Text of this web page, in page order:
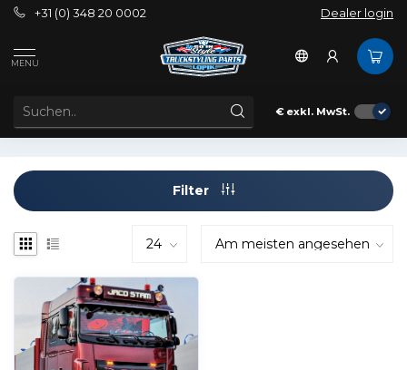
+31 (0) 348 20 0002 Dealer login
MENU
€ exkl. MwSt.
Schlagworte
ARTIKEL MIT SCHLAGWORT DRL DAF XF
Filter